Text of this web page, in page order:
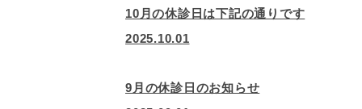
10月の休診日は下記の通りです
2025.10.01
9月の休診日のお知らせ